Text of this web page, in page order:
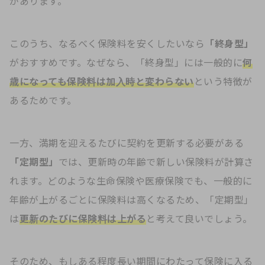
このうち、なるべく保険料を安くしたいなら
「終身型」
がおすすめです。なぜなら、「終身型」には一般的に何
歳になっても保険料は加入時と変わらないという特徴が
あるためです。
一方、満期を迎えるたびに契約を更新する必要がある
「定期型」 では、更新時の年齢で新しい保険料が計算さ
れます。どのような生命保険や医療保険でも、一般的に
年齢が上がるごとに保険料は高くなるため、「定期型」
は更新のたびに保険料は上がると考えて良いでしょう。
そのため、もしある程度長い期間にわたって保険に入る